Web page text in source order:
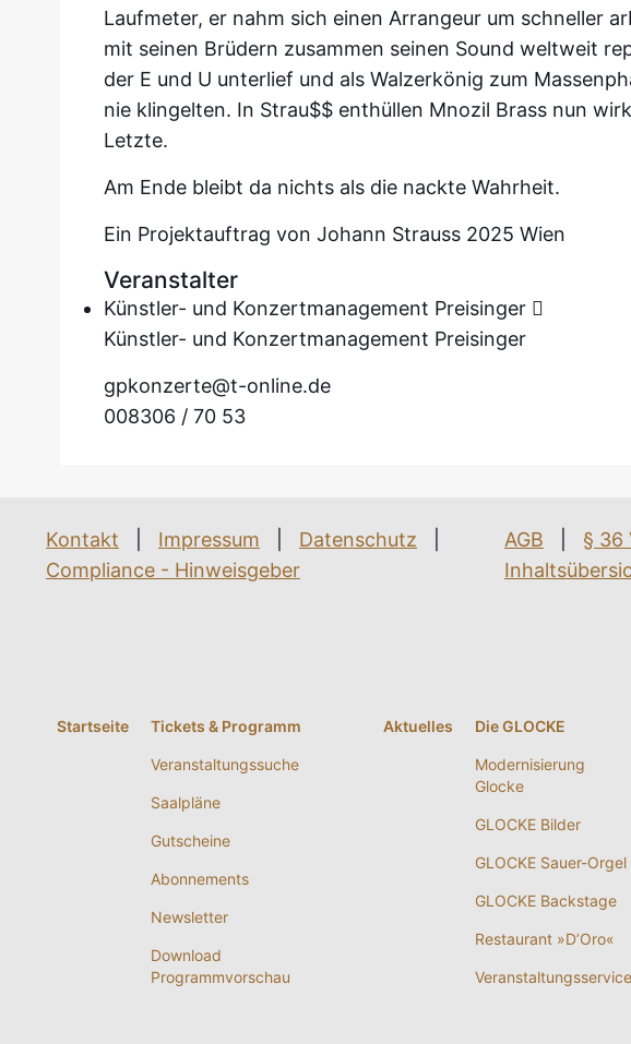
Laufmeter, er nahm sich einen Arrangeur um schneller
mit seinen Brüdern zusammen seinen Sound weltweit
der E und U unterlief und als Walzerkönig zum
nie klingelten. In Strau$$ enthüllen Mnozil Brass nun
Letzte.
Am Ende bleibt da nichts als die nackte Wahrheit.
Ein Projektauftrag von Johann Strauss 2025 Wien
Veranstalter
Künstler- und Konzertmanagement Preisinger
Künstler- und Konzertmanagement Preisinger
gpkonzerte@t-online.de
008306 / 70 53
Kontakt Impressum Datenschutz
Compliance - Hinweisgeber
AGB § 36
Startseite Tickets & Programm
Veranstaltungssuche
Saalpläne
Gutscheine
Abonnements
Newsletter
Download
Programmvorschau
Aktuelles Die GLOCKE
Modernisierung
Glocke
GLOCKE Bilder
GLOCKE Sauer-Orgel
GLOCKE Backstage
Restaurant »D’Oro«
Veranstaltungsservice